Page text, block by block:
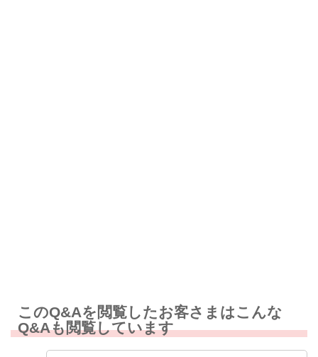
このQ&Aを閲覧したお客さまはこんな
Q&Aも閲覧しています